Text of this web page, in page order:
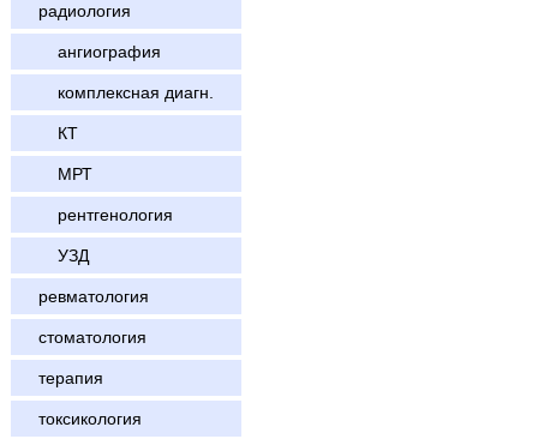
радиология
ангиография
комплексная диагн.
КТ
МРТ
рентгенология
УЗД
ревматология
стоматология
терапия
токсикология